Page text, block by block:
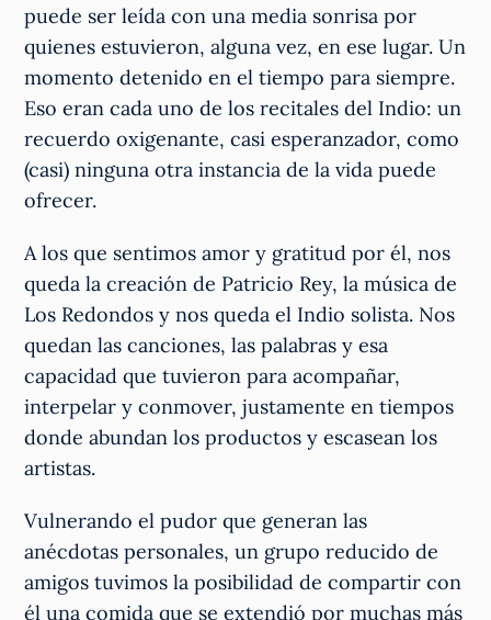
puede ser leída con una media sonrisa por
quienes estuvieron, alguna vez, en ese lugar. Un
momento detenido en el tiempo para siempre.
Eso eran cada uno de los recitales del Indio: un
recuerdo oxigenante, casi esperanzador, como
(casi) ninguna otra instancia de la vida puede
ofrecer.
A los que sentimos amor y gratitud por él, nos
queda la creación de Patricio Rey, la música de
Los Redondos y nos queda el Indio solista. Nos
quedan las canciones, las palabras y esa
capacidad que tuvieron para acompañar,
interpelar y conmover, justamente en tiempos
donde abundan los productos y escasean los
artistas.
Vulnerando el pudor que generan las
anécdotas personales, un grupo reducido de
amigos tuvimos la posibilidad de compartir con
él una comida que se extendió por muchas más